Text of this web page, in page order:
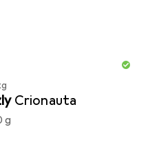
Crionauta
g